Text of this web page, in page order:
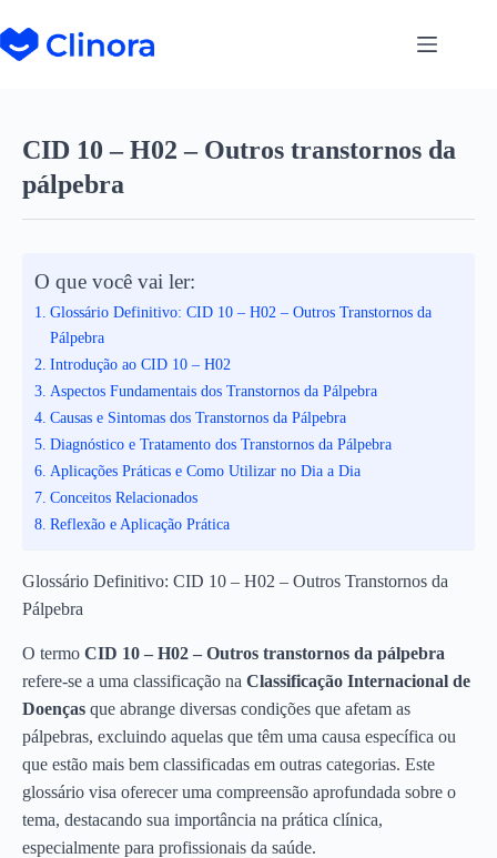
CID 10 – H02 – Outros transtornos da
pálpebra
O que você vai ler:
Glossário Definitivo: CID 10 – H02 – Outros Transtornos da
Pálpebra
Introdução ao CID 10 – H02
Aspectos Fundamentais dos Transtornos da Pálpebra
Causas e Sintomas dos Transtornos da Pálpebra
Diagnóstico e Tratamento dos Transtornos da Pálpebra
Aplicações Práticas e Como Utilizar no Dia a Dia
Conceitos Relacionados
Reflexão e Aplicação Prática
Glossário Definitivo: CID 10 – H02 – Outros Transtornos da
Pálpebra
O termo CID 10 – H02 – Outros transtornos da pálpebra
refere-se a uma classificação na Classificação Internacional de
Doenças que abrange diversas condições que afetam as
pálpebras, excluindo aquelas que têm uma causa específica ou
que estão mais bem classificadas em outras categorias. Este
glossário visa oferecer uma compreensão aprofundada sobre o
tema, destacando sua importância na prática clínica,
especialmente para profissionais da saúde.